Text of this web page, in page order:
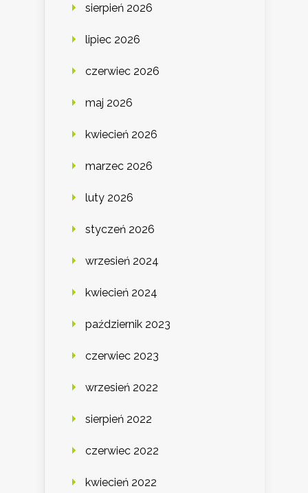
sierpień 2026
lipiec 2026
czerwiec 2026
maj 2026
kwiecień 2026
marzec 2026
luty 2026
styczeń 2026
wrzesień 2024
kwiecień 2024
październik 2023
czerwiec 2023
wrzesień 2022
sierpień 2022
czerwiec 2022
kwiecień 2022